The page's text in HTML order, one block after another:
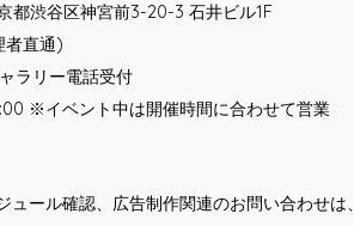
都渋谷区神宮前3-20-3 石井ビル1F
直通)
ラリー電話受付
※イベント中は開催時間に合わせて営業
ュール確認、広告制作関連のお問い合わせは、